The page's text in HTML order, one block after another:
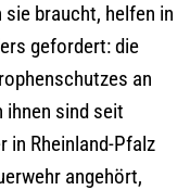
sie braucht, helfen in
gefordert: die
an
ihnen sind seit
in Rheinland-Pfalz
angehört,